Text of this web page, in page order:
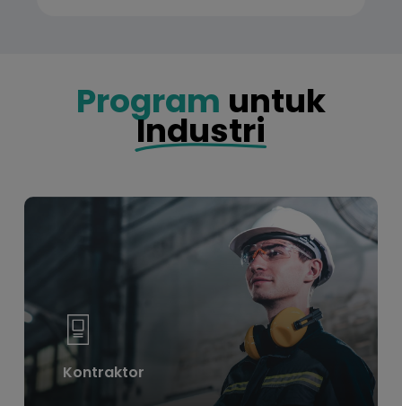
Program untuk
Industri
Kontraktor
Learn